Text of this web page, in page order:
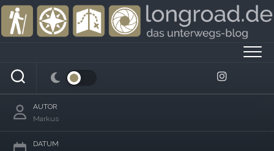
Skip
content
Schlössern und Seen
AUTOR
Markus
DATUM